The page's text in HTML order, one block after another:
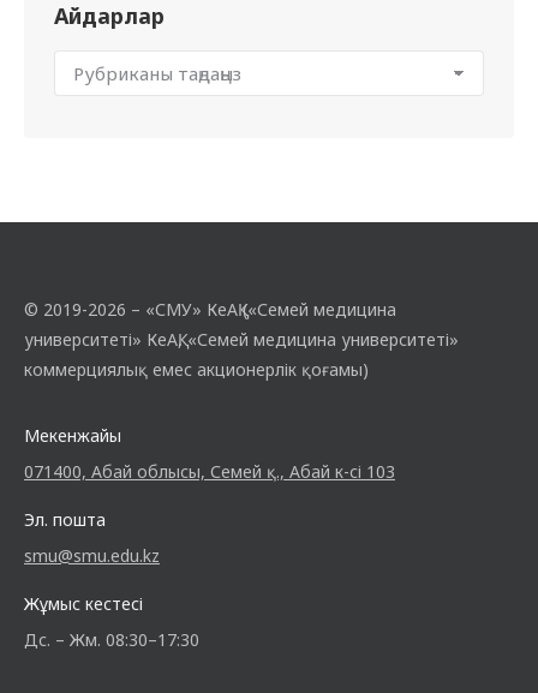
Айдарлар
© 2019-2026 – «СМУ» КеАҚ («Семей медицина
университеті» КеАҚ, «Семей медицина университеті»
коммерциялық емес акционерлік қоғамы)
Мекенжайы
071400, Абай облысы, Семей қ., Абай к-сі 103
Эл. пошта
smu@smu.edu.kz
Жұмыс кестесі
Дс. – Жм. 08:30–17:30